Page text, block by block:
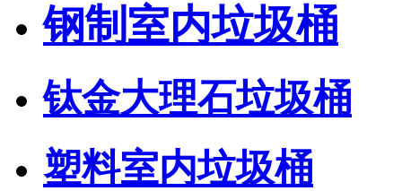
钢制室内垃圾桶
钛金大理石垃圾桶
塑料室内垃圾桶